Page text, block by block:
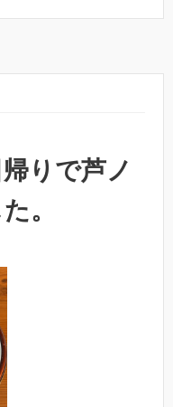
りで芦ノ
。